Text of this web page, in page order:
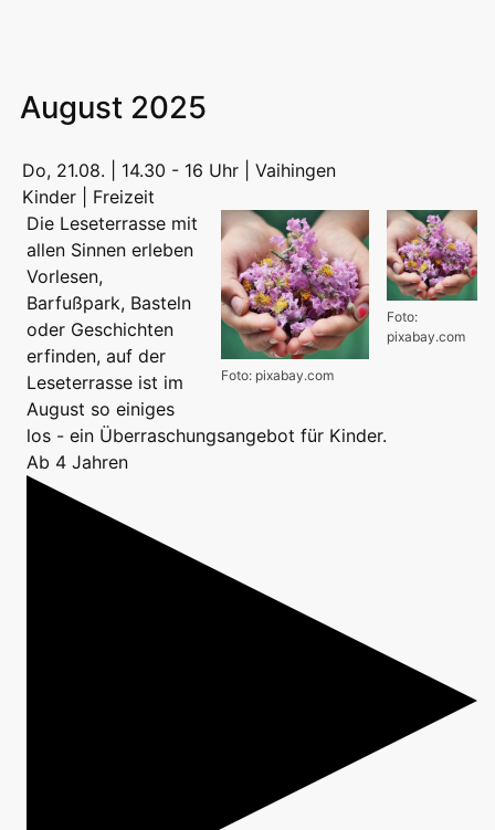
August 2025
Do, 21.08. | 14.30 - 16 Uhr | Vaihingen
Kinder | Freizeit
Foto:
pixabay.com
Foto: pixabay.com
Die Leseterrasse mit
allen Sinnen erleben
Vorlesen,
Barfußpark, Basteln
oder Geschichten
erfinden, auf der
Leseterrasse ist im
August so einiges
los - ein Überraschungsangebot für Kinder.
Ab 4 Jahren